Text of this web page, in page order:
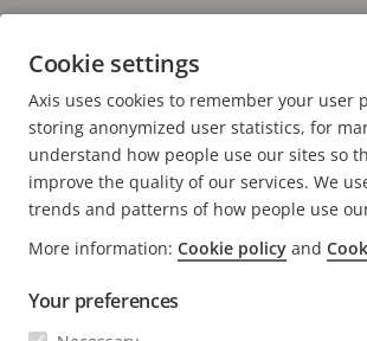
Highlights jeder AXIS OS-
AXIS OS WEBPAGE
AXIS OS NOTIFICATION
Cookie settings
Axis uses cookies to remember your user
storing anonymized user statistics, for
understand how people use our sites so
improve the quality of our services. We
trends and patterns of how people use
More information: Cookie policy and
Your preferences